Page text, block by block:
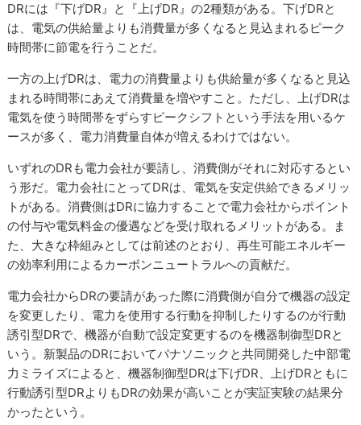
DRには『下げDR』と『上げDR』の2種類がある。下げDRと
は、電気の供給量よりも消費量が多くなると見込まれるピーク
時間帯に節電を行うことだ。
一方の上げDRは、電力の消費量よりも供給量が多くなると見込
まれる時間帯にあえて消費量を増やすこと。ただし、上げDRは
電気を使う時間帯をずらすピークシフトという手法を用いるケ
ースが多く、電力消費量自体が増えるわけではない。
いずれのDRも電力会社が要請し、消費側がそれに対応するとい
う形だ。電力会社にとってDRは、電気を安定供給できるメリッ
トがある。消費側はDRに協力することで電力会社からポイント
の付与や電気料金の優遇などを受け取れるメリットがある。ま
た、大きな枠組みとしては前述のとおり、再生可能エネルギー
の効率利用によるカーボンニュートラルへの貢献だ。
電力会社からDRの要請があった際に消費側が自分で機器の設定
を変更したり、電力を使用する行動を抑制したりするのが行動
誘引型DRで、機器が自動で設定変更するのを機器制御型DRと
いう。新製品のDRにおいてパナソニックと共同開発した中部電
力ミライズによると、機器制御型DRは下げDR、上げDRともに
行動誘引型DRよりもDRの効果が高いことが実証実験の結果分
かったという。